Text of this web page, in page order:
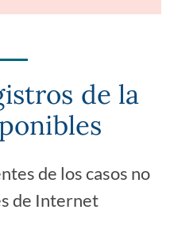
de la
de los casos no
de Internet